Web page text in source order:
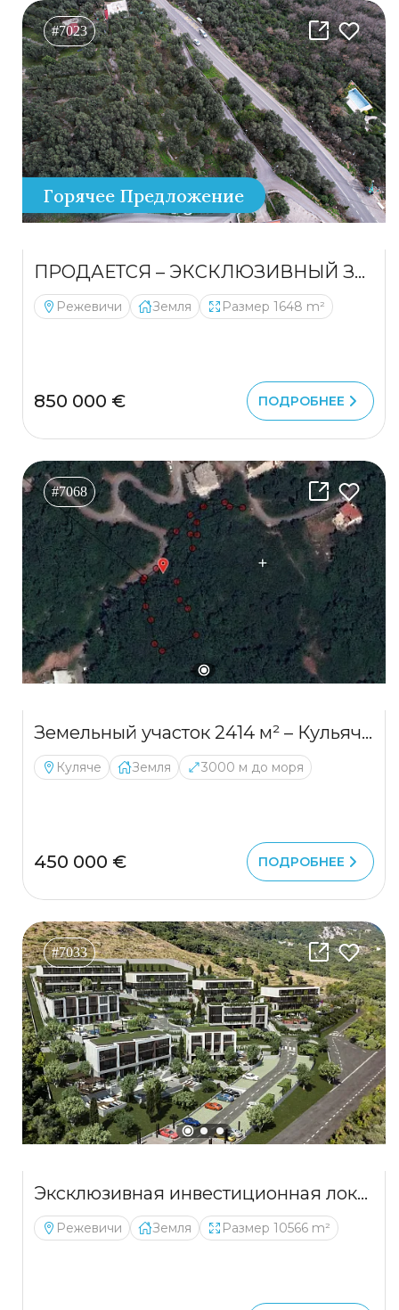
#7023
Горячее Предложение
ПРОДАЕТСЯ – ЭКСКЛЮЗИВНЫЙ ЗЕМЕЛЬНЫЙ УЧАСТОК ПОД ЗАСТРОЙКУ В РЕЖЕВИЧАХ, ЧЕРНОГОРИЯ
Режевичи Земля Размер 1648 m²
850 000 € ПОДРОБНЕЕ
#7068
Земельный участок 2414 м² – Кульяче, Будва | UTU для 4 туристических объектов
Куляче Земля 3000 м до моря
450 000 € ПОДРОБНЕЕ
#7033
Эксклюзивная инвестиционная локация с панорамным видом на море
Режевичи Земля Размер 10566 m²